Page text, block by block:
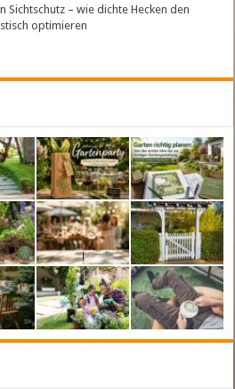
Sichtschutz – wie dichte Hecken den
optimieren